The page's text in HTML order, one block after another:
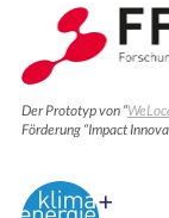
Der Prototyp von “
Förderung “Impact